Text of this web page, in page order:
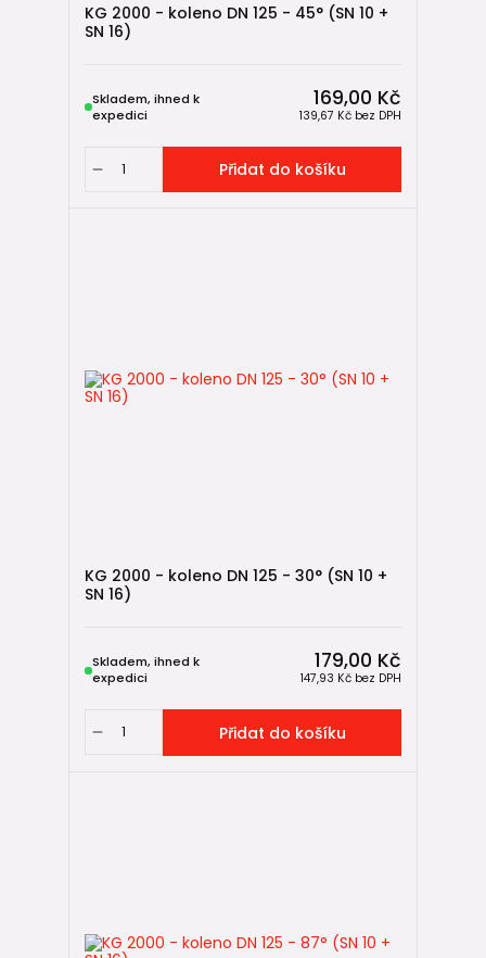
KG 2000 - koleno DN 125 - 45° (SN 10 +
SN 16)
169,00 Kč
139,67 Kč bez DPH
Skladem, ihned k
expedici
Přidat do košíku
KG 2000 - koleno DN 125 - 30° (SN 10 +
SN 16)
179,00 Kč
147,93 Kč bez DPH
Skladem, ihned k
expedici
Přidat do košíku